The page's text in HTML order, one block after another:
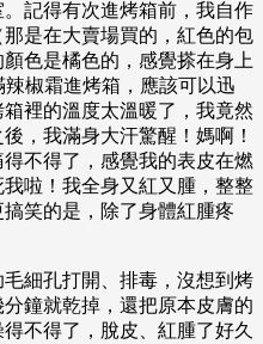
記得有次進烤箱前，我自作
是在大賣場買的，紅色的包
色是橘色的，感覺搽在身上
椒霜進烤箱，應該可以迅
裡的溫度太溫暖了，我竟然
，我滿身大汗驚醒！媽啊！
不得了，感覺我的表皮在燃
啦！我全身又紅又腫，整整
笑的是，除了身體紅腫疼
細孔打開、排毒，沒想到烤
鐘就乾掉，還把原本皮膚的
不得了，脫皮、紅腫了好久